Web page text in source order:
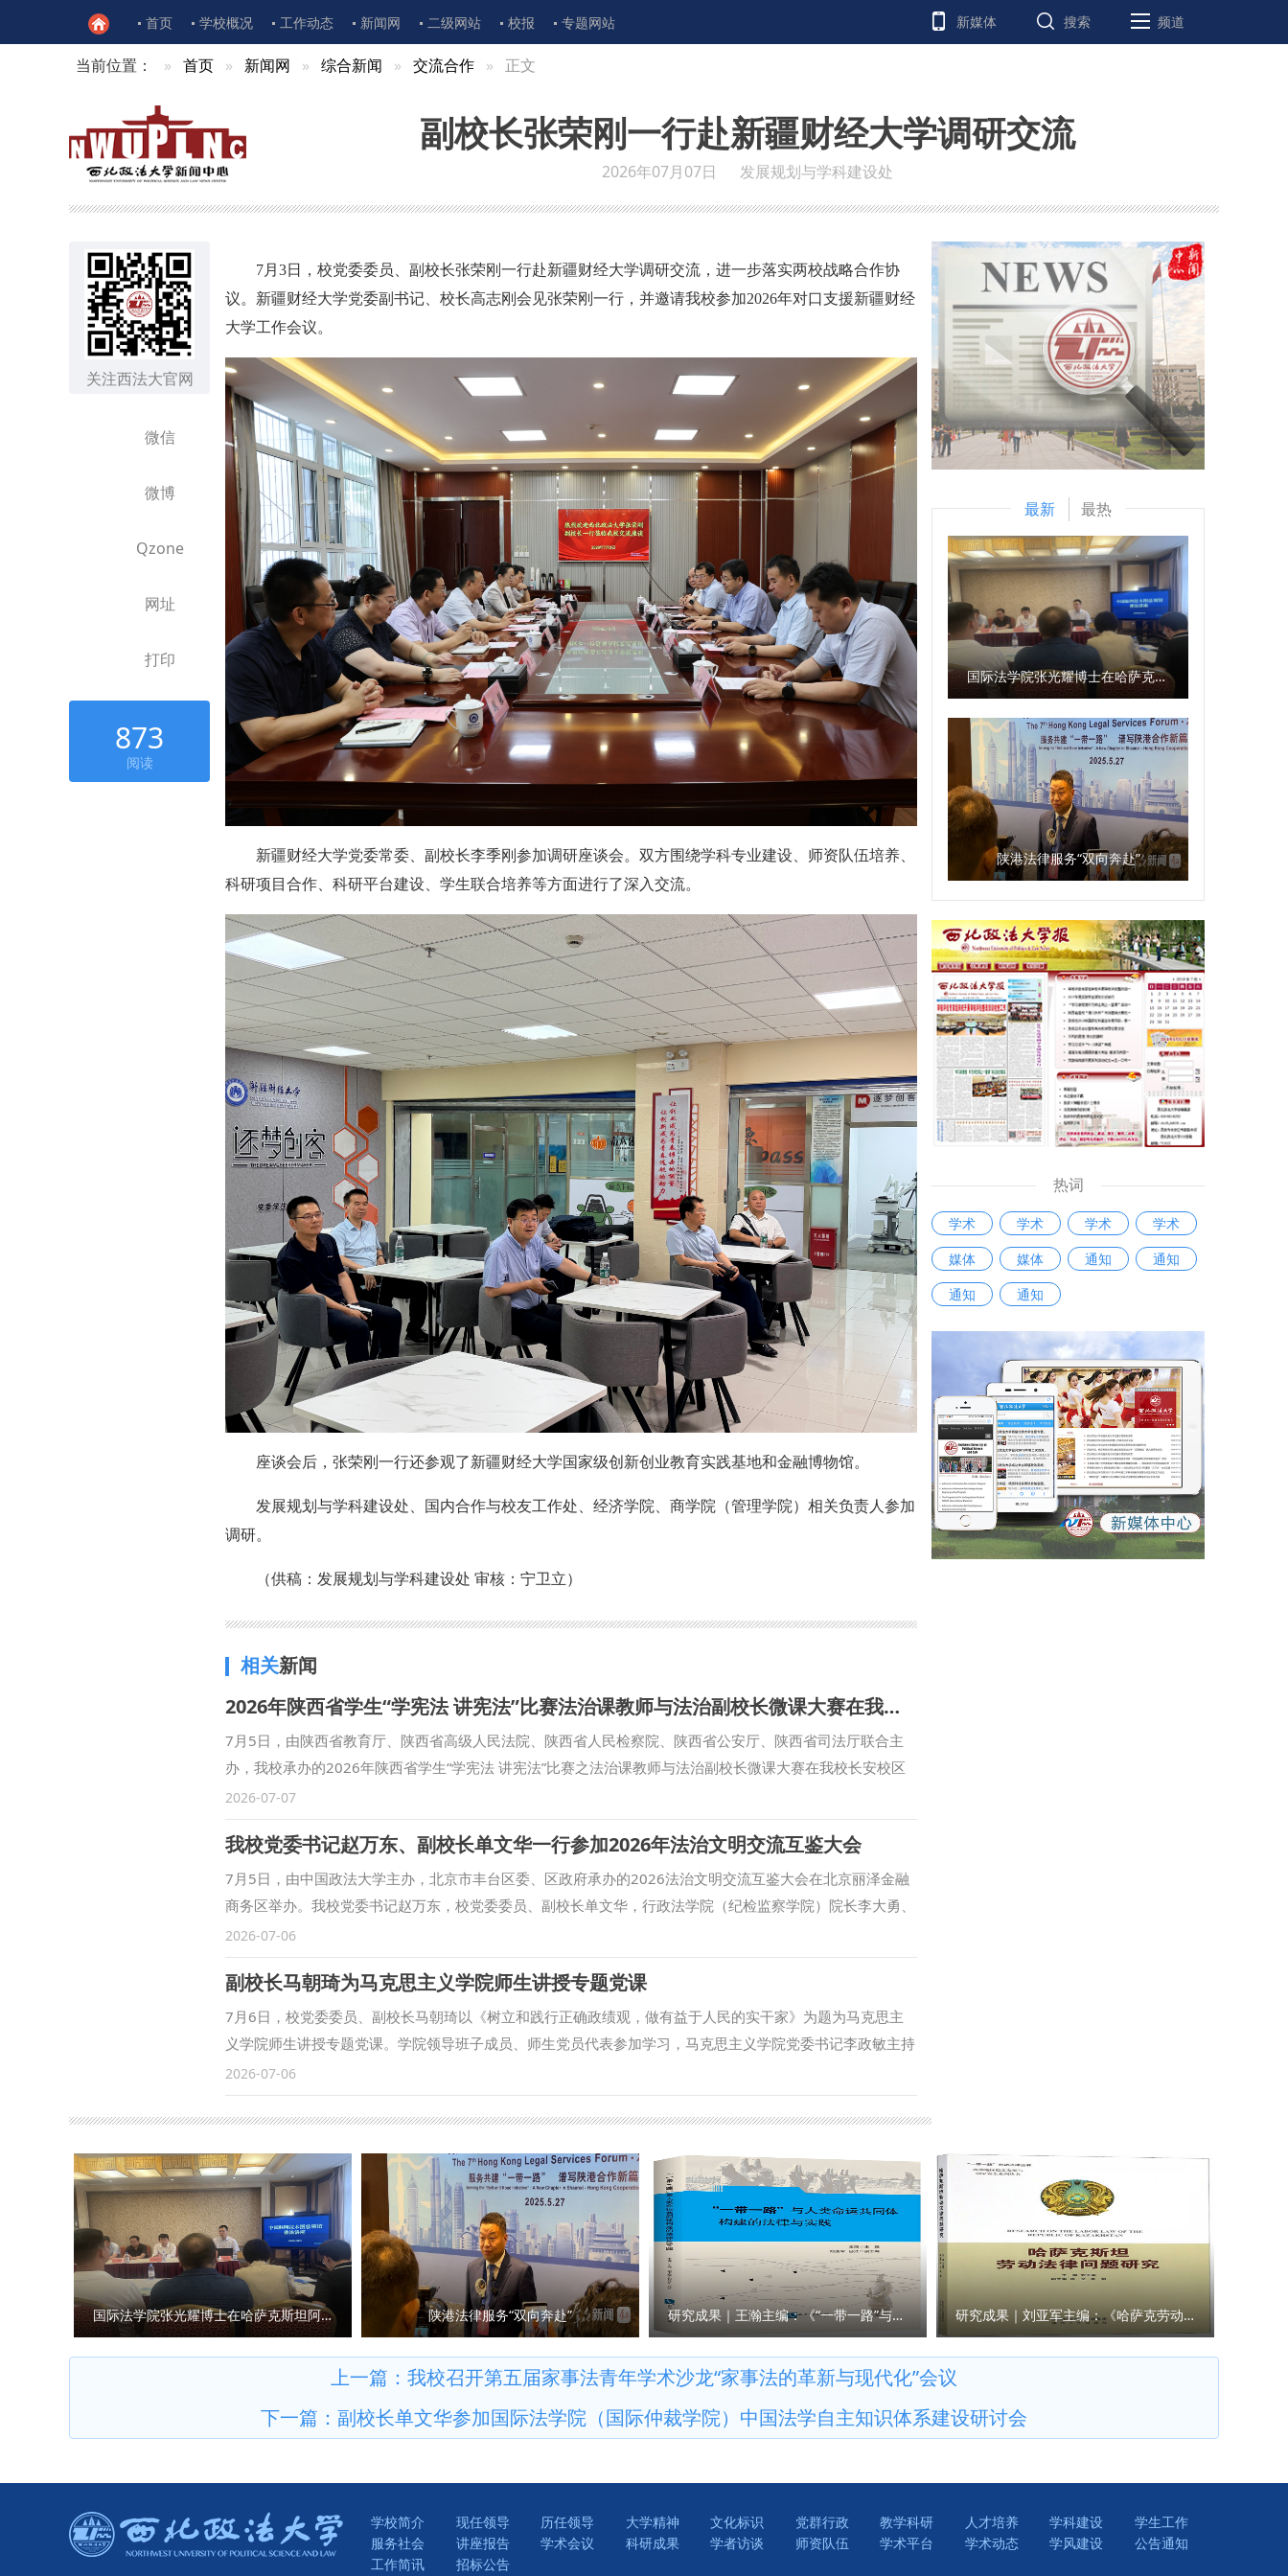
首页 学校概况 工作动态 新闻网 二级网站 校报 专题网站 新媒体 搜索 频道
当前位置： 首页 新闻网 综合新闻 交流合作 正文
副校长张荣刚一行赴新疆财经大学调研交流
2026年07月07日 发展规划与学科建设处
关注西法大官网
微信
微博
Qzone
网址
打印
873
阅读
7月3日，校党委委员、副校长张荣刚一行赴新疆财经大学调研交流，进一步落实两校战略合作协
议。新疆财经大学党委副书记、校长高志刚会见张荣刚一行，并邀请我校参加2026年对口支援新疆财经
大学工作会议。
新疆财经大学党委常委、副校长李季刚参加调研座谈会。双方围绕学科专业建设、师资队伍培养、
科研项目合作、科研平台建设、学生联合培养等方面进行了深入交流。
座谈会后，张荣刚一行还参观了新疆财经大学国家级创新创业教育实践基地和金融博物馆。
发展规划与学科建设处、国内合作与校友工作处、经济学院、商学院（管理学院）相关负责人参加
调研。
（供稿：发展规划与学科建设处 审核：宁卫立）
相关新闻
2026年陕西省学生“学宪法 讲宪法”比赛法治课教师与法治副校长微课大赛在我校举办
7月5日，由陕西省教育厅、陕西省高级人民法院、陕西省人民检察院、陕西省公安厅、陕西省司法厅联合主
办，我校承办的2026年陕西省学生“学宪法 讲宪法”比赛之法治课教师与法治副校长微课大赛在我校长安校区
举行。省委教育工委委员、省教育厅副厅长申雪峰，校党委副书记郭武军，省教育厅政策法规处处长付仲峰到
场观摩。 本次比赛设置法治课教师、法治副校长两个赛道，每个赛道按学段分为小学组、初中组、高中组。
来自全省11个市（区）的107名选手同台竞技，围绕未成年人保护、预防校园欺凌、网络安全等中小学常见法
律主题，灵活运用案例教学、情境模拟等多种教学方法，呈现出一堂堂生动鲜活、寓教于乐的优质法治微课。
学校依托底蕴深厚的法学专业师资，丰富的青少年法治教育教研成果，连续三年承办陕西省学生“学宪法 讲宪
法”比赛，多次在全国赛事中取得优异成绩。 （供稿：党委学工部 撰稿：贺星婵 审核：蒋国纲）
2026-07-07
我校党委书记赵万东、副校长单文华一行参加2026年法治文明交流互鉴大会
7月5日，由中国政法大学主办，北京市丰台区委、区政府承办的2026法治文明交流互鉴大会在北京丽泽金融
商务区举办。我校党委书记赵万东，校党委委员、副校长单文华，行政法学院（纪检监察学院）院长李大勇、
国际法学院（国际仲裁学院）院长张超汉受邀参会。 赵万东出席中国—东盟法治文明交流互鉴教育联盟启动
仪式。该联盟由中国政法大学倡议发起，联合中国—东盟31所知名高校共同组建，旨在搭建国内法学院校与
东盟各国法学教育界的常态化交流渠道，深化区域法学教育合作，培养高层次法治人才，服务区域共同发展。
我校作为首批成员单位之一，充分彰显了学校在涉外法治人才培养和区域法学交流合作领域的办学实力与影响
力。 单文华在中外法治文明交流互鉴圆桌论坛上，作题为“西北政法大学涉外法治人才培养实践与成效”的交流
发言，从育人机制、学科布局、实践平台、育人成果等方面，系统介绍我校多层次、一体化涉外法治人才培养
体系建设的特色举措与丰硕成果，为与会院校推进涉外法治人才培养提供实践参考。 李大勇在“法治文明与商
业文明交流互鉴”国际学术论坛上，以“法治化营商环境建设中监管转型：从命令控制到激励相容”为主题作交流
索“有为政府”在刚性约束与柔性激励之间的平衡。 张超汉在“世界法治文明与法治人才培养暨内地与港澳法学
教育联盟”平行论坛上，以“订单式模式推动高素质涉外法治人才培养”为主题作交流发言，提出通过高校、政府
实务部门、涉外法律服务机构、涉外企业四方联动，通过委托培养、联合培养，前置人才培养方案，破解涉外
法治人才供需矛盾。 学校将依托中国—东盟法治文明交流互鉴教育联盟平台，持续推进跨境法学协同研究，
深耕涉外法治人才培育，为国际法治交流合作贡献更多力量。 （供稿：党政办公室 撰稿：昌盛 审核：刘淑
宝）
2026-07-06
副校长马朝琦为马克思主义学院师生讲授专题党课
7月6日，校党委委员、副校长马朝琦以《树立和践行正确政绩观，做有益于人民的实干家》为题为马克思主
义学院师生讲授专题党课。学院领导班子成员、师生党员代表参加学习，马克思主义学院党委书记李政敏主持
活动。 马朝琦立足党史维度溯源党内集中学习教育发展脉络，围绕摆正党群关系、正确看待群众监督、理性
对待群众批评、永葆实干奋进姿态四个方面，深刻阐释了习近平总书记关于树立和践行正确政绩观重要论述的
重大意义、科学内涵、精髓要义和行动方向。结合党员干部工作实际，他强调，要站稳群众立场，厚植“为人
民服务”情怀，把为民奉献作为最大政绩；要坚持开门办学，深刻把握中国共产党跳出历史周期率“两个答案”的
科学内涵及相互关系，在学科建设、科学研究、学院发展中接受监督，凝聚力量；要将“闻过则喜”作为锤炼党
性、校正政绩观的重要标尺，深挖问题根源、逐项整改落实；要保持实干奋进姿态，推动学查改贯通融合，扎
实推进重点马院建设整改提升。他勉励全院党员持续校准价值坐标，同心聚力推动学院高质量发展，争做扎根
人民、为民造福的实干家。 此次党课既有理论高度又有现实温度。参会党员一致表示，将认真学习领悟，立
足思政课堂、科学研究、人才培养脚踏实地履职尽责，以知行合一的实际行动践行马克思主义理论工作者为党
育人、为国育才的时代使命。 （供稿：马克思主义学院 撰稿：刘栩源 审核：李政敏）
2026-07-06
最新 最热
国际法学院张光耀博士在哈萨克斯坦阿拉木图开展科研与社会服务活动
陕港法律服务“双向奔赴”
热词
学术 学术 学术
学术
媒体
媒体 通知
通知
通知
通知
国际法学院张光耀博士在哈萨克斯坦阿拉木图开展科研与社会服务活动 陕港法律服务“双向奔赴” 研究成果｜王瀚主编：《“一带一路”与人类命运共同体构建的法律与实践》 研究成果｜刘亚军主编：《哈萨克劳动法律问题研究》
上一篇： 我校召开第五届家事法青年学术沙龙“家事法的革新与现代化”会议
下一篇： 副校长单文华参加国际法学院（国际仲裁学院）中国法学自主知识体系建设研讨会
学校简介 现任领导 历任领导 大学精神 文化标识 党群行政 教学科研 人才培养 学科建设
学生工作
服务社会
讲座报告 学术会议 科研成果 学者访谈 师资队伍 学术平台 学术动态 学风建设
公告通知
工作简讯
招标公告